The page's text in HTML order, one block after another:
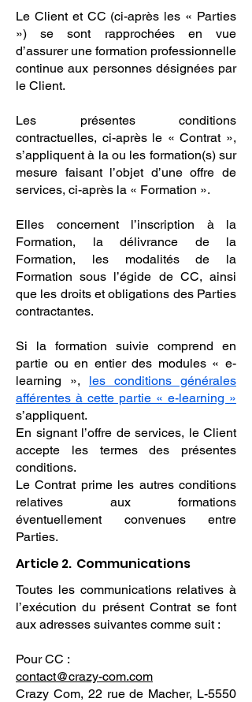
Le Client et CC (ci-après les « Parties
») se sont rapprochées en vue
d’assurer une formation professionnelle
continue aux personnes désignées par
le Client.
Les présentes conditions
contractuelles, ci-après le « Contrat »,
s’appliquent à la ou les formation(s) sur
mesure faisant l’objet d’une offre de
services, ci-après la « Formation ».
Elles concernent l’inscription à la
Formation, la délivrance de la
Formation, les modalités de la
Formation sous l’égide de CC, ainsi
que les droits et obligations des Parties
contractantes.
Si la formation suivie comprend en
partie ou en entier des modules « e-
learning », les conditions générales
afférentes à cette partie « e-learning »
s’appliquent.
En signant l’offre de services, le Client
accepte les termes des présentes
conditions.
Le Contrat prime les autres conditions
relatives aux formations
éventuellement convenues entre
Parties.
Article 2. Communications
Toutes les communications relatives à
l’exécution du présent Contrat se font
aux adresses suivantes comme suit :
Pour CC :
contact@crazy-com.com
Crazy Com, 22 rue de Macher, L-5550